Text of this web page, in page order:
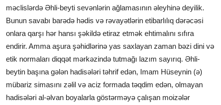
məclislərdə Əhli-beyti sevənlərin ağlamasının əleyhinə deyilik.
Bunun savabı barədə hədis və rəvayətlərin etibarlılıq dərəcəsi
onlara qarşı hər hansı şəkildə etiraz etmək ehtimalını sıfıra
endirir. Amma aşura şəhidlərinə yas saxlayan zaman bəzi dini və
etik normaları diqqət mərkəzində tutmağı lazım sayırıq. Əhli-
beytin başına gələn hadisələri təhrif edən, Imam Hüseynin (ə)
mübariz simasını zəlil və aciz formada təqdim edən, olmayan
hadisələri al-əlvan boyalarla göstərməyə çalışan moizələr